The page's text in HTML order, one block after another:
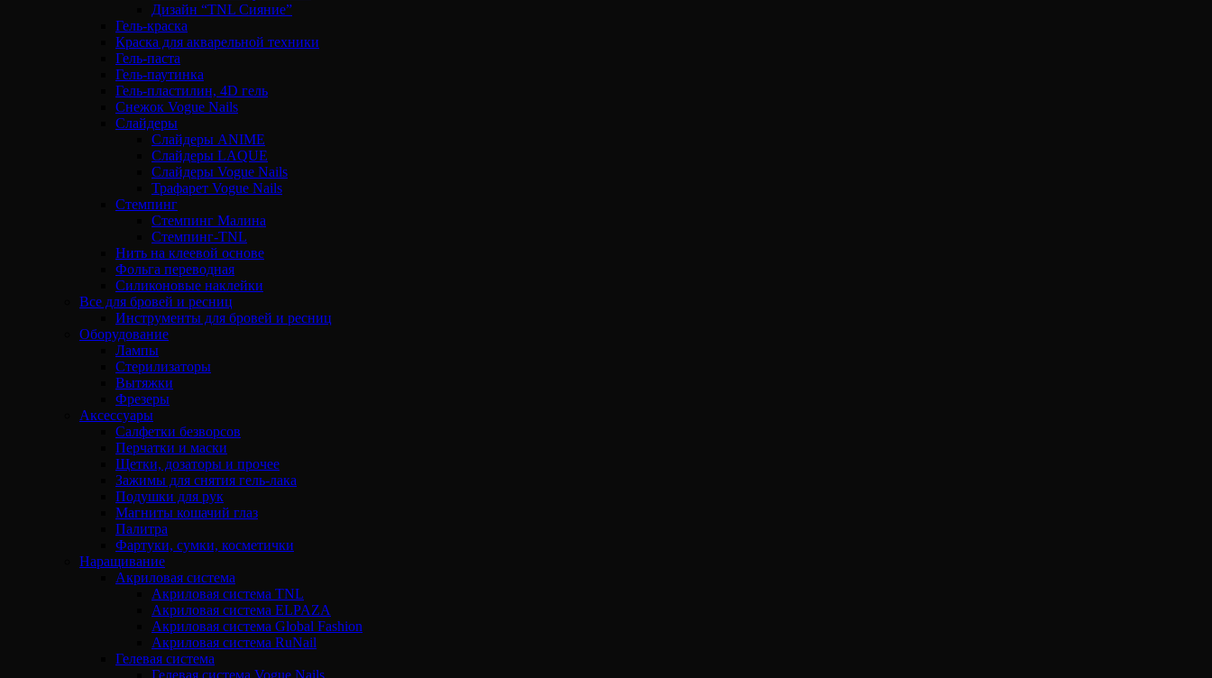
Дизайн “TNL Сияние”
Гель-краска
Краска для акварельной техники
Гель-паста
Гель-паутинка
Гель-пластилин, 4D гель
Снежок Vogue Nails
Слайдеры
Слайдеры ANIME
Слайдеры LAQUE
Слайдеры Vogue Nails
Трафарет Vogue Nails
Стемпинг
Стемпинг Малина
Стемпинг-TNL
Нить на клеевой основе
Фольга переводная
Силиконовые наклейки
Все для бровей и ресниц
Инструменты для бровей и ресниц
Оборудование
Лампы
Стерилизаторы
Вытяжки
Фрезеры
Аксессуары
Салфетки безворсов
Перчатки и маски
Щетки, дозаторы и прочее
Зажимы для снятия гель-лака
Подушки для рук
Магниты кошачий глаз
Палитра
Фартуки, сумки, косметички
Наращивание
Акриловая система
Акриловая система TNL
Акриловая система ELPAZA
Акриловая система Global Fashion
Акриловая система RuNail
Гелевая система
Гелевая система Vogue Nails